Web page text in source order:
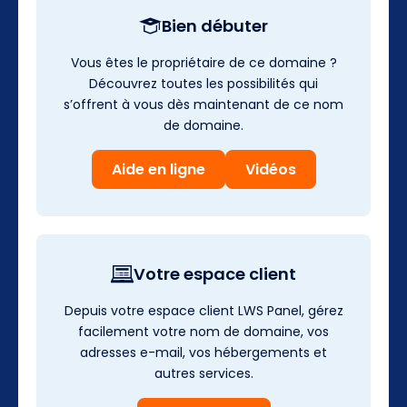
Bien débuter
Vous êtes le propriétaire de ce domaine ?
Découvrez toutes les possibilités qui
s’offrent à vous dès maintenant de ce nom
de domaine.
Aide en ligne Vidéos
Votre espace client
Depuis votre espace client LWS Panel, gérez
facilement votre nom de domaine, vos
adresses e-mail, vos hébergements et
autres services.